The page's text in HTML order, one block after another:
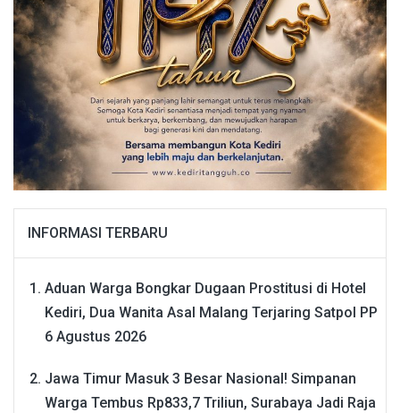
INFORMASI TERBARU
Aduan Warga Bongkar Dugaan Prostitusi di Hotel
Kediri, Dua Wanita Asal Malang Terjaring Satpol PP
6 Agustus 2026
Jawa Timur Masuk 3 Besar Nasional! Simpanan
Warga Tembus Rp833,7 Triliun, Surabaya Jadi Raja